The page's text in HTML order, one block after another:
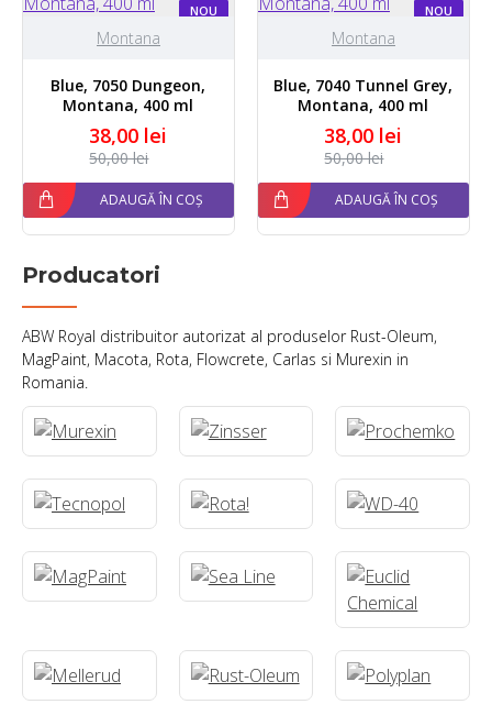
NOU
Montana
Blue, 7050 Dungeon,
Montana, 400 ml
38,00 lei
50,00 lei
ADAUGĂ ÎN COȘ
NOU
Montana
Blue, 7040 Tunnel Grey,
Montana, 400 ml
38,00 lei
50,00 lei
ADAUGĂ ÎN COȘ
Producatori
ABW Royal distribuitor autorizat al produselor Rust-Oleum,
MagPaint, Macota, Rota, Flowcrete, Carlas si Murexin in
Romania.